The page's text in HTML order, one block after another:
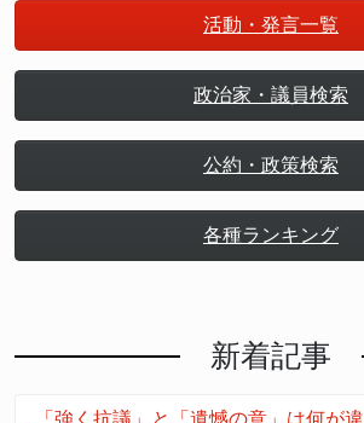
活動・発言一覧
政治家・議員検索
公約・政策検索
各種ランキング
新着記事